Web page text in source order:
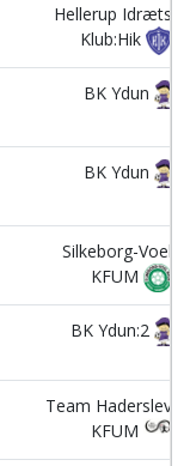
Hellerup Idræts
Klub:Hik
BK Ydun
BK Ydun
Silkeborg-Voel
KFUM
BK Ydun:2
Team Haderslev
KFUM